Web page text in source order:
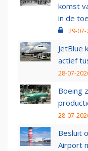
komst
in de
29-07-
JetBlue
actief
28-07-
Boeing
28-07-
Besluit
Airport